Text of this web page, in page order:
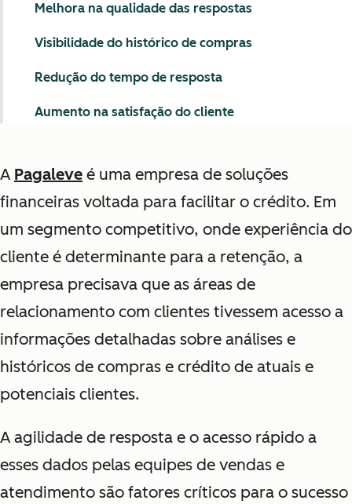
A Pagaleve é uma empresa de soluções
financeiras voltada para facilitar o crédito. Em
um segmento competitivo, onde experiência do
cliente é determinante para a retenção, a
empresa precisava que as áreas de
relacionamento com clientes tivessem acesso a
informações detalhadas sobre análises e
históricos de compras e crédito de atuais e
potenciais clientes.
A agilidade de resposta e o acesso rápido a
esses dados pelas equipes de vendas e
atendimento são fatores críticos para o sucesso
Melhora na qualidade das respostas
Visibilidade do histórico de compras
Redução do tempo de resposta
Aumento na satisfação do cliente